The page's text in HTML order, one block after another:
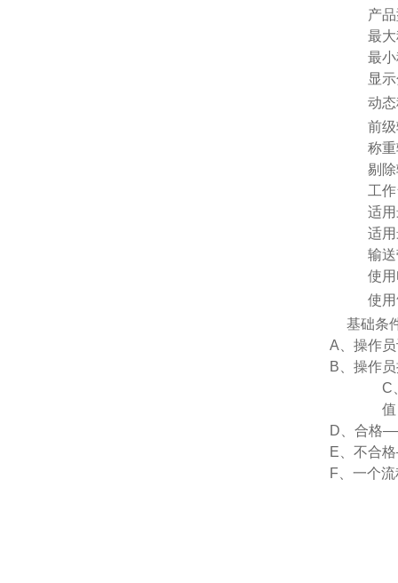
产
最
最
显
动
前
称
剔
工
适
适
输
使
使
基础条
A、操作
B、操作
C
D、合格
E、不合
F、一个